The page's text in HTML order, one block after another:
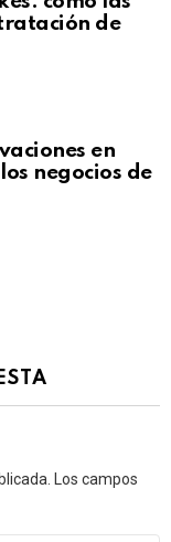
de
en
negocios de
Los campos